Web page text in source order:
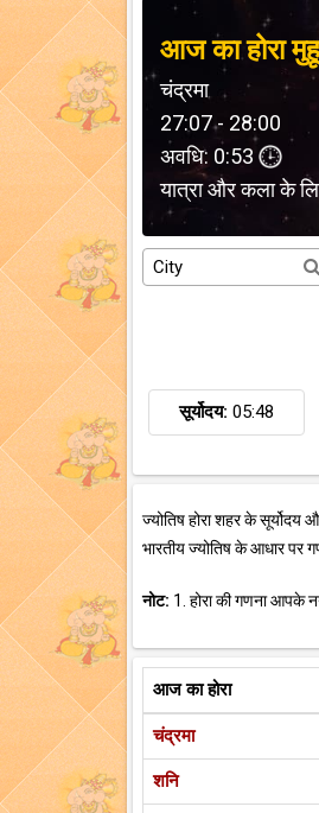
आज का होरा
चंद्रमा
27:07 - 28:00
अवधि: 0:53
यात्रा और कला के
सूर्योदय: 05:48
ज्योतिष होरा शहर के
भारतीय ज्योतिष के आधार पर
नोट: 1. होरा की गणना आपके
आज का होरा
चंद्रमा
शनि